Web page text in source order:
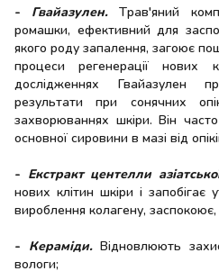
- Гвайазулен.Трав'яний
ромашки, ефективний для
якого роду запалення, загоює
процеси регенерації нових
дослідженнях Гвайазулен
результати при сонячних
захворюваннях шкіри. Він
основної сировини в мазі від
- Екстракт центелли
нових клітин шкіри і
вироблення колагену, заспокоює,
- Кераміди.Відновлюють
вологи;